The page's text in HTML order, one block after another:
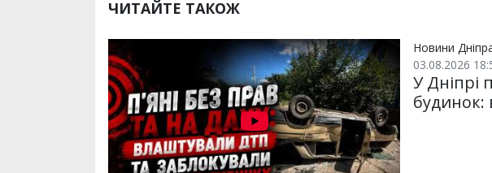
и k
ЧИТАЙТЕ ТАКОЖ
Новини
03.08.2026
У Дніпрі
будинок: